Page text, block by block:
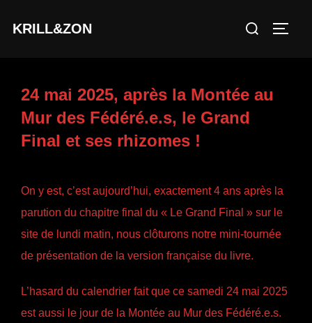
KRILL&ZON Rechercher :
24 mai 2025, après la Montée au
Mur des Fédéré.e.s, le Grand
Final et ses rhizomes !
On y est, c’est aujourd’hui, exactement 4 ans après la
parution du chapitre final du « Le Grand Final » sur le
site de lundi matin, nous clôturons notre mini-tournée
de présentation de la version française du livre.
L’hasard du calendrier fait que ce samedi 24 mai 2025
est aussi le jour de la Montée au Mur des Fédéré.e.s.